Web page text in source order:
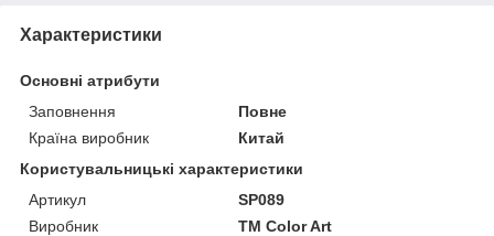
Характеристики
Основні атрибути
Заповнення
Повне
Країна виробник
Китай
Користувальницькі характеристики
Артикул
SP089
Виробник
ТМ Color Art